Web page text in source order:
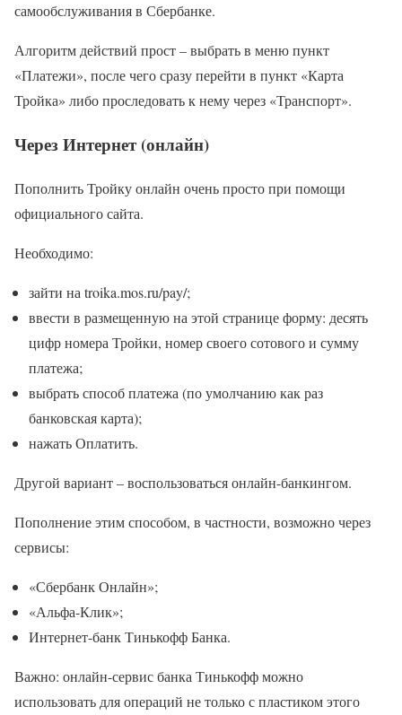
самообслуживания в Сбербанке.
Алгоритм действий прост – выбрать в меню пункт
«Платежи», после чего сразу перейти в пункт «Карта
Тройка» либо проследовать к нему через «Транспорт».
Через Интернет (онлайн)
Пополнить Тройку онлайн очень просто при помощи
официального сайта.
Необходимо:
зайти на troika.mos.ru/pay/;
ввести в размещенную на этой странице форму: десять
цифр номера Тройки, номер своего сотового и сумму
платежа;
выбрать способ платежа (по умолчанию как раз
банковская карта);
нажать Оплатить.
Другой вариант – воспользоваться онлайн-банкингом.
Пополнение этим способом, в частности, возможно через
сервисы:
«Сбербанк Онлайн»;
«Альфа-Клик»;
Интернет-банк Тинькофф Банка.
Важно: онлайн-сервис банка Тинькофф можно
использовать для операций не только с пластиком этого